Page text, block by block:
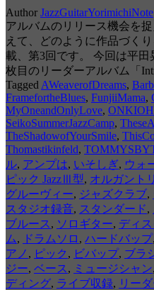
Author JazzGuitarYorimichiNote
アルバムのリリース機会を
えて、どのように作品づく
載、第3回です。 今回は平
枚目のリーダーアルバム「
Tagged AWeaverofDreams,
FramefortheBlues, FunjiiMama,
MyOneandOnlyLove,
SeikoSummerJazzCamp,
TheShadowofYourSmile,
Thomastikinfeld,
ル, アンプは, いそしぎ, ウォ
ピック JazzⅢ型, オルガント
グルーヴィー, ジャズクラブ,
スタジオ録音, スタンダード,
ブルース , ソロギター, ディ
ム, ドラムソロ , ハードバップ,
アノ , ピック , ビバップ, ブラ
ジー, ベース , ミュージシャン,
ディング, ライブ収録, リー